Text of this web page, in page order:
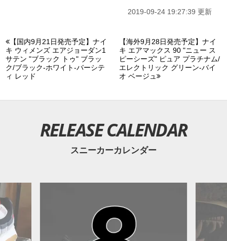
2019-09-24 19:27:39 更新
【国内9月21日発売予定】ナイ
キ ウィメンズ エアジョーダン1
サテン "ブラック トゥ" ブラッ
ク/ブラック-ホワイト-バーシテ
ィ レッド
【海外9月28日発売予定】ナイ
キ エアマックス 90 "ニュー ス
ピーシーズ" ピュア プラチナム/
エレクトリック グリーン-バイ
オ ベージュ
RELEASE CALENDAR
スニーカーカレンダー